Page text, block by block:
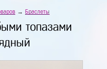
→ Браслеты
топазами